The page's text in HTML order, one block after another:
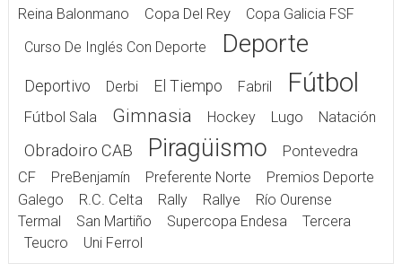
Reina Balonmano
Copa Del Rey
Copa Galicia FSF
Curso De Inglés Con Deporte
Deporte
Deportivo Derbi El Tiempo Fabril Fútbol
Fútbol Sala Gimnasia Hockey Lugo Natación
Obradoiro CAB Piragüismo
Pontevedra
CF
PreBenjamín Preferente Norte
Premios Deporte
Galego
R.C. Celta Rally Rallye
Río Ourense
Termal
San Martiño Supercopa Endesa
Tercera
Teucro
Uni Ferrol